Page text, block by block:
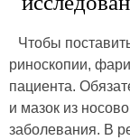
Чтобы
риноскопии,
пациента.
и мазок из
заболевания. В